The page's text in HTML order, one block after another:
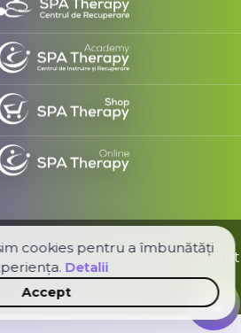
© 2026. Toate drepturile sunt
rezervate
cu deCasîr Agency
cookies pentru a îmbunătăți
Detalii
Accept